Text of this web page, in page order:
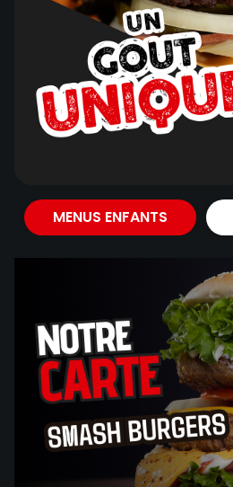
MENUS ENFANTS